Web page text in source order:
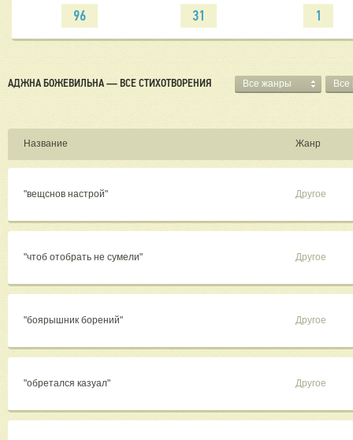
96 31 1
АДЖНА БОЖЕВИЛЬНА — ВСЕ СТИХОТВОРЕНИЯ Все жанры Все
Название Жанр
"вещснов настрой" Другое
"чтоб отобрать не сумели" Другое
"боярышник борений" Другое
"обретался казуал" Другое